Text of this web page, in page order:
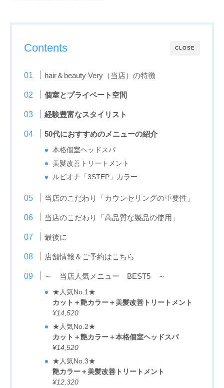
CLOSE
Contents
hair＆beauty Very（当店）の特徴
個室とプライベート空間
経験豊富なスタイリスト
50代におすすめのメニューの紹介
本格個室ヘッドスパ
美髪改善トリートメント
ルビオナ「3STEP」カラー
当店のこだわり「カウンセリングの重要性」
当店のこだわり「高品質な製品の使用」
最後に
店舗情報＆ご予約はこちら
～ 当店人気メニュー BEST5 ～
★人気No.1★
カット＋艶カラー＋美髪改善トリートメント
¥14,520
★人気No.2★
カット＋艶カラー＋本格個室ヘッドスパ
¥14,520
★人気No.3★
艶カラー＋美髪改善トリートメント
¥12,320